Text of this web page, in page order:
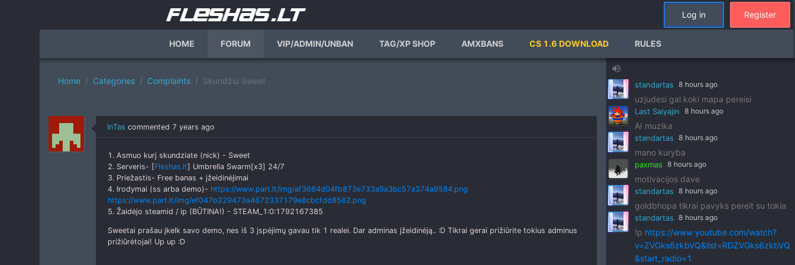
Log in Register
HOME FORUM VIP/ADMIN/UNBAN TAG/XP SHOP AMXBANS CS 1.6 DOWNLOAD RULES
Home Categories Complaints Skundžiu Sweet
InTas commented 7 years ago
1. Asmuo kurį skundziate (nick) - Sweet
2. Serveris- [Fleshas.lt] Umbrella Swarm[x3] 24/7
3. Priežastis- Free banas + įžeidinėjimai
4. Irodymai (ss arba demo)- https://www.part.lt/img/af3664d04fb873e733a9a3bc57a374a9584.png
https://www.part.lt/img/ef047b229473a4672337179e8cbcfdd8562.png
5. Žaidėjo steamid / ip (BŪTINA!) - STEAM_1:0:1792167385
Sweetai prašau įkelk savo demo, nes iš 3 įspėjimų gavau tik 1 realei. Dar adminas įžeidinėją.. :D Tikrai gerai prižiūrite tokius adminus
prižiūrėtojai! Up up :D
volume_up
standartas 8 hours ago
https://www.youtube.com/watch?
v=pSRWu_QzZwM&list=RDpSRWu_QzZ
wM&start_radio=1
paxmas 8 hours ago
standartas 8 hours ago
uzjudesi gal koki mapa pereisi
Last Saiyajin 8 hours ago
AI muzika
standartas 8 hours ago
mano kuryba
paxmas 8 hours ago
motivacijos dave
standartas 8 hours ago
goldbhopa tikrai pavyks pereit su tokia
standartas 8 hours ago
!p https://www.youtube.com/watch?
v=ZVGks6zkbVQ&list=RDZVGks6zkbVQ
&start_radio=1